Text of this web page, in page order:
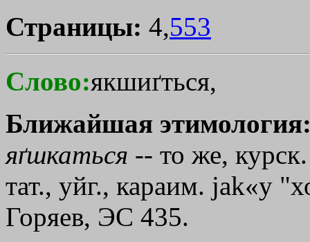
Страницы: 4,553
Слово:якшиґться,
Ближайшая
яґшкаться -- то же,
тат., уйг., караим. jak«y
Горяев, ЭС 435.